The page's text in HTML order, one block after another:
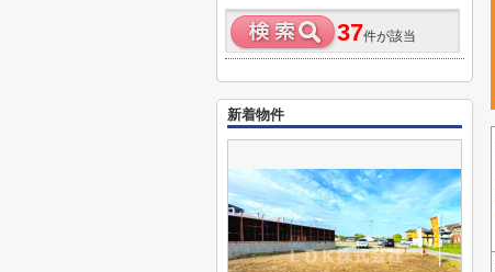
37件が該当
新着物件